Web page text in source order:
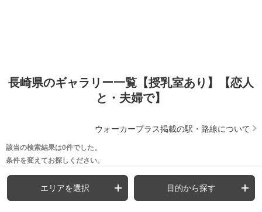
長崎県のギャラリー一覧【授乳室あり】【恋人
と・夫婦で】
ウォーカープラス掲載の駅・路線について
該当の検索結果は0件でした。
条件を変えてお探しください。
エリアを選択 目的から探す